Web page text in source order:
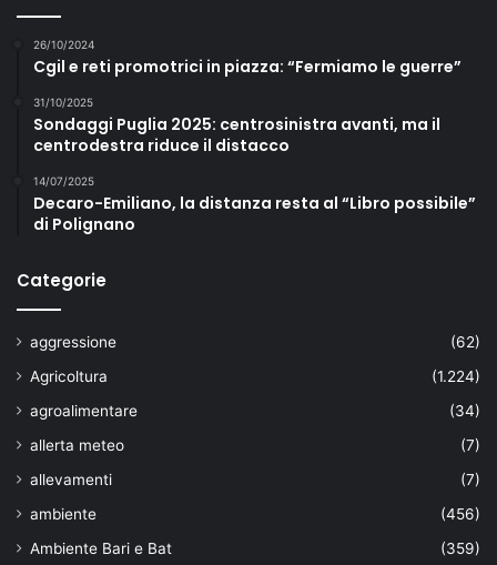
26/10/2024
Cgil e reti promotrici in piazza: “Fermiamo le guerre”
31/10/2025
Sondaggi Puglia 2025: centrosinistra avanti, ma il
centrodestra riduce il distacco
14/07/2025
Decaro-Emiliano, la distanza resta al “Libro possibile”
di Polignano
Categorie
aggressione
(62)
Agricoltura
(1.224)
agroalimentare
(34)
allerta meteo
(7)
allevamenti
(7)
ambiente
(456)
Ambiente Bari e Bat
(359)